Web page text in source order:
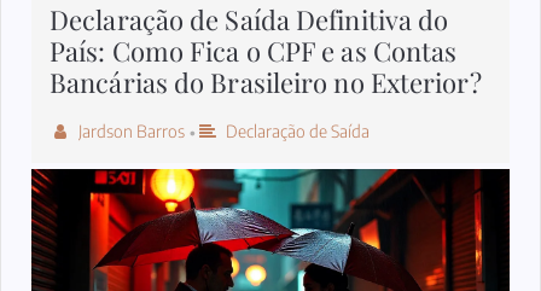
Declaração de Saída Definitiva do
País: Como Fica o CPF e as Contas
Bancárias do Brasileiro no Exterior?
Jardson Barros • Declaração de Saída